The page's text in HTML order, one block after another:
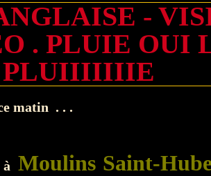
-
. PLUIE OUI
PLUIIIIIIIE
matin . . .
Moulins Saint-